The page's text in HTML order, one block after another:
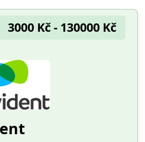
3000 Kč - 130000 Kč